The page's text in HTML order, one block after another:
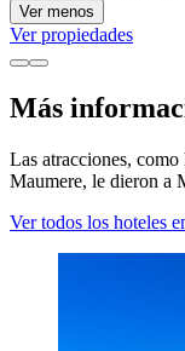
Ver menos
Ver propiedades
Más
Las atracciones,
Maumere, le dieron a
Ver todos los hoteles